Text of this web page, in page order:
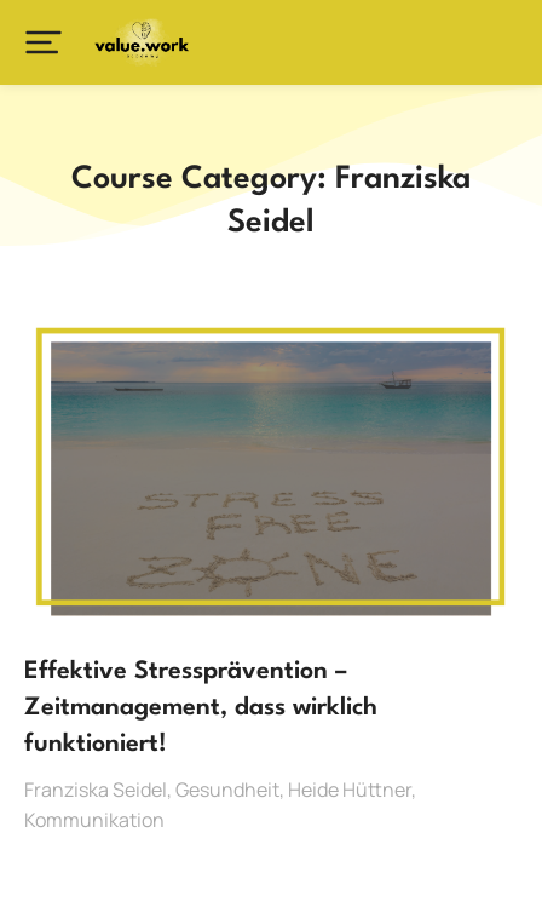
Course Category: Franziska
Seidel
Effektive Stressprävention –
Zeitmanagement, dass wirklich
funktioniert!
Franziska Seidel,Gesundheit, Heide Hüttner,
Kommunikation